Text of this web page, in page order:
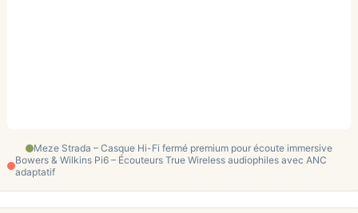
Meze Strada – Casque Hi-Fi fermé premium pour écoute immersive
Bowers & Wilkins Pi6 – Écouteurs True Wireless audiophiles avec ANC
adaptatif